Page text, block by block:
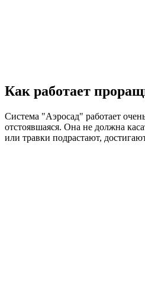
Как работает
Система "Аэросад" работает
отстоявшаяся. Она не должна
или травки подрастают,